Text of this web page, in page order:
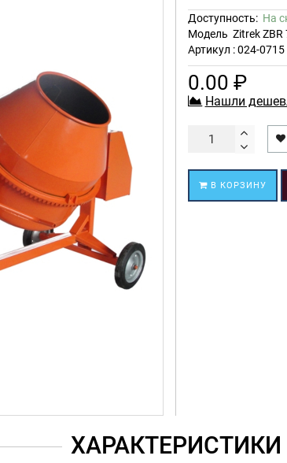
Доступность: На
Модель Zitrek
Артикул : 024-0715
0.00 ₽
Нашли
В КОРЗИНУ
ХАРАКТЕРИСТИКИ